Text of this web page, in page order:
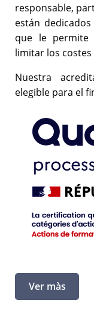
responsable,
están
que le permite
limitar los
Nuestra
elegible para el
Ver màs